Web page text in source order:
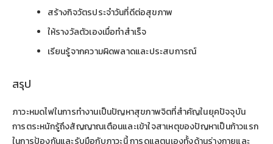
สร้างกิจวัตรประจำวันที่ดีต่อสุขภาพ
ให้รางวัลตัวเองเมื่อทำสำเร็จ
เรียนรู้จากความผิดพลาดและประสบการณ์
สรุป
ภาวะหมดไฟในการทำงานเป็นปัญหาสุขภาพจิตที่สำคัญในยุคปัจจุบัน
การตระหนักรู้ถึงสัญญาณเตือนและเข้าใจสาเหตุของปัญหาเป็นก้าวแรก